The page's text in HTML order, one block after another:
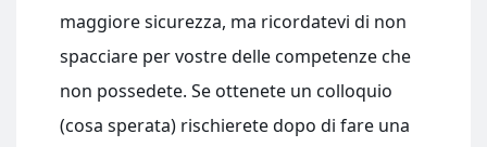
maggiore sicurezza, ma ricordatevi di non
spacciare per vostre delle competenze che
non possedete. Se ottenete un colloquio
(cosa sperata) rischierete dopo di fare una